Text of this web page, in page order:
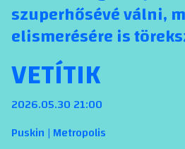
szuperhősévé válni,
elismerésére is
VETÍTIK
2026.05.30 21:00
Puskin | Metropolis